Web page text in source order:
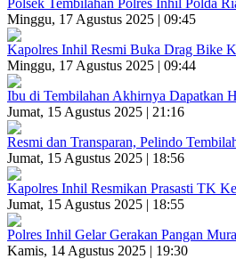
Minggu, 17 Agustus 2025 | 09:45
Kapolres Inhil Resmi Buka Drag Bike
Minggu, 17 Agustus 2025 | 09:44
Ibu di Tembilahan Akhirnya Dapatkan
Jumat, 15 Agustus 2025 | 21:16
Resmi dan Transparan, Pelindo
Jumat, 15 Agustus 2025 | 18:56
Kapolres Inhil Resmikan Prasasti TK
Jumat, 15 Agustus 2025 | 18:55
Polres Inhil Gelar Gerakan Pangan
Kamis, 14 Agustus 2025 | 19:30